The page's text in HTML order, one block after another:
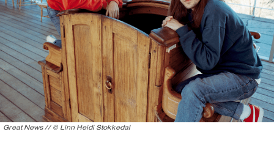
Great News // © Linn Heidi Stokkedal